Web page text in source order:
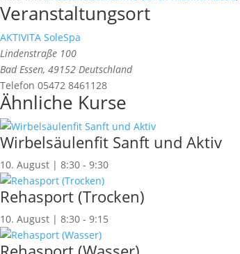
Veranstaltungsort
AKTIVITA SoleSpa
Lindenstraße 100
Bad Essen, 49152 Deutschland
Telefon 05472 8461128
Ähnliche Kurse
Wirbelsäulenfit Sanft und Aktiv
10. August | 8:30 - 9:30
Rehasport (Trocken)
10. August | 8:30 - 9:15